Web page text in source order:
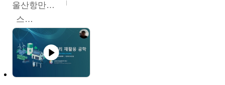
울산항만공사
스마트해상물류관리사 교육위원회